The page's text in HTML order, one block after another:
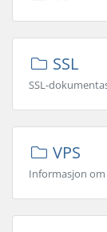
SSL
SSL-
VPS
Informasjon om